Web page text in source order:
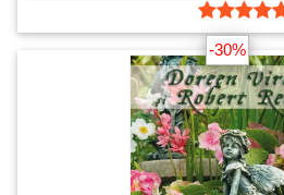
-30%